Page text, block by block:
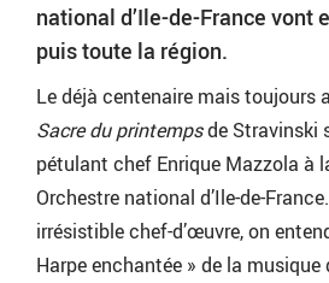
national d’Ile-de-France vont
puis toute la région.
Le déjà centenaire mais toujours
Sacre du printempsde Stravinski
pétulant chef Enrique Mazzola à
Orchestre national d’Ile-de-
irrésistible chef-d’œuvre, on
Harpe enchantée » de la musique